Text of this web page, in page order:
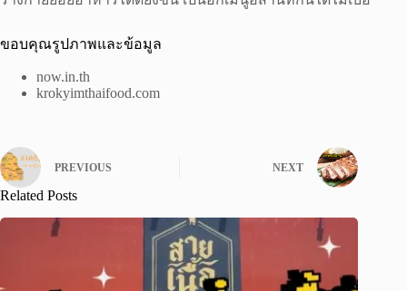
ขอบคุณรูปภาพและข้อมูล
now.in.th
krokyimthaifood.com
PREVIOUS NEXT
Related Posts